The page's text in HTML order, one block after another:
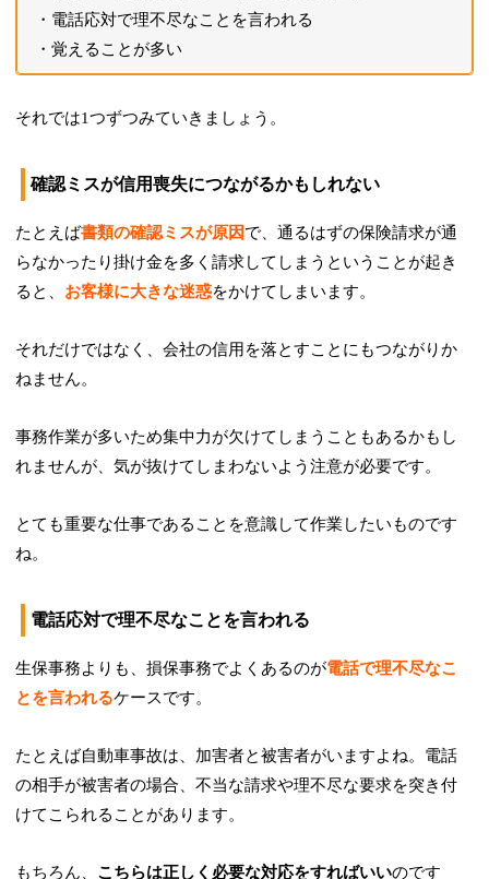
電話応対で理不尽なことを言われる
覚えることが多い
それでは1つずつみていきましょう。
確認ミスが信用喪失につながるかもしれない
たとえば書類の確認ミスが原因で、通るはずの保険請求が通
らなかったり掛け金を多く請求してしまうということが起き
ると、 お客様に大きな迷惑をかけてしまいます。
それだけではなく、会社の信用を落とすことにもつながりか
ねません。
事務作業が多いため集中力が欠けてしまうこともあるかもし
れませんが、気が抜けてしまわないよう注意が必要です。
とても重要な仕事であることを意識して作業したいものです
ね。
電話応対で理不尽なことを言われる
生保事務よりも、損保事務でよくあるのが電話で理不尽なこ
とを言われるケースです。
たとえば自動車事故は、加害者と被害者がいますよね。電話
の相手が被害者の場合、不当な請求や理不尽な要求を突き付
けてこられることがあります。
もちろん、 こちらは正しく必要な対応をすればいいのです